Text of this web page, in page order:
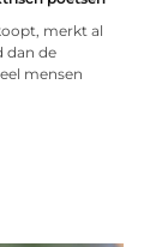
merkt al
dan de
mensen